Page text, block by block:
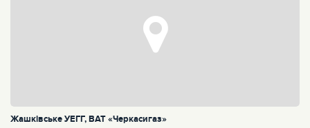
Жашківське УЕГГ, ВАТ «Черкасигаз»